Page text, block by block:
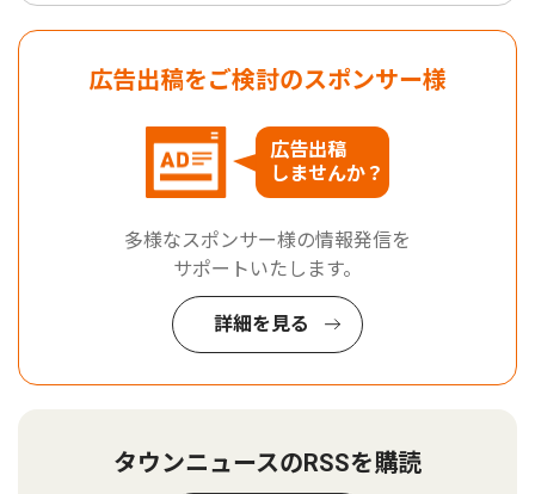
広告出稿をご検討のスポンサー様
広告出稿
しませんか？
多様なスポンサー様の情報発信を
サポートいたします。
詳細を見る
タウンニュースのRSSを購読